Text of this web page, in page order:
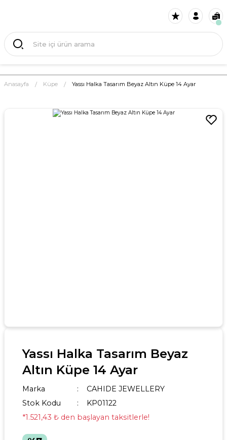
Anasayfa Küpe Yassı Halka Tasarım Beyaz Altın Küpe 14 Ayar
Yassı Halka Tasarım Beyaz
Altın Küpe 14 Ayar
Marka
CAHIDE JEWELLERY
Stok Kodu
KP01122
*1.521,43 ₺ den başlayan taksitlerle!